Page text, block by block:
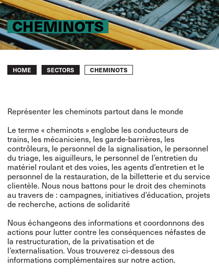
CHEMINOTS
Breadcrumb
HOME SECTORS CHEMINOTS
Représenter les cheminots partout dans le monde
Le terme « cheminots » englobe les conducteurs de
trains, les mécaniciens, les garde-barrières, les
contrôleurs, le personnel de la signalisation, le personnel
du triage, les aiguilleurs, le personnel de l’entretien du
matériel roulant et des voies, les agents d’entretien et le
personnel de la restauration, de la billetterie et du service
clientèle. Nous nous battons pour le droit des cheminots
au travers de : campagnes, initiatives d’éducation, projets
de recherche, actions de solidarité
Nous échangeons des informations et coordonnons des
actions pour lutter contre les conséquences néfastes de
la restructuration, de la privatisation et de
l’externalisation. Vous trouverez ci-dessous des
informations complémentaires sur notre action.